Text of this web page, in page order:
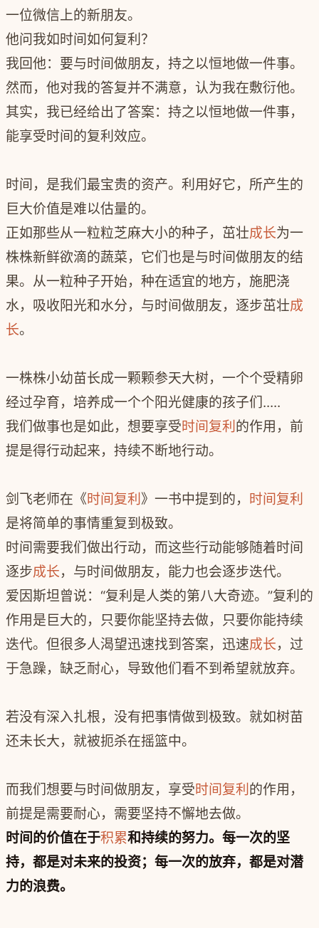
一位微信上的新朋友。
他问我如时间如何复利？
我回他：要与时间做朋友，持之以恒地做一件事。
然而，他对我的答复并不满意，认为我在敷衍他。
其实，我已经给出了答案：持之以恒地做一件事，
能享受时间的复利效应。
时间，是我们最宝贵的资产。利用好它，所产生的
巨大价值是难以估量的。
正如那些从一粒粒芝麻大小的种子，茁壮成长为一
株株新鲜欲滴的蔬菜，它们也是与时间做朋友的结
果。从一粒种子开始，种在适宜的地方，施肥浇
水，吸收阳光和水分，与时间做朋友，逐步茁壮成
长。
一株株小幼苗长成一颗颗参天大树，一个个受精卵
经过孕育，培养成一个个阳光健康的孩子们.....
我们做事也是如此，想要享受时间复利 的作用，前
提是得行动起来，持续不断地行动。
剑飞老师在《时间复利 》一书中提到的， 时间复利
是将简单的事情重复到极致。
时间需要我们做出行动，而这些行动能够随着时间
逐步成长，与时间做朋友，能力也会逐步迭代。
爱因斯坦曾说：“复利是人类的第八大奇迹。”复利的
作用是巨大的，只要你能坚持去做，只要你能持续
迭代。但很多人渴望迅速找到答案，迅速成长，过
于急躁，缺乏耐心，导致他们看不到希望就放弃。
若没有深入扎根，没有把事情做到极致。就如树苗
还未长大，就被扼杀在摇篮中。
而我们想要与时间做朋友，享受时间复利 的作用，
前提是需要耐心，需要坚持不懈地去做。
时间的价值在于积累和持续的努力。每一次的坚
持，都是对未来的投资；每一次的放弃，都是对潜
力的浪费。